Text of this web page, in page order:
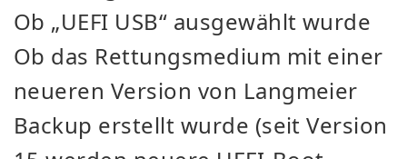
Ob „UEFI USB“ ausgewählt wurde
Ob das Rettungsmedium mit einer
neueren Version von Langmeier
Backup erstellt wurde (seit Version